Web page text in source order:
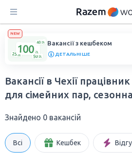
NEW
Вакансії з кешбеком
ДЕТАЛЬНІШЕ
Вакансії в Чехії
для сімейних пар,
Знайдено 0 вакансій
Всі Кешбек